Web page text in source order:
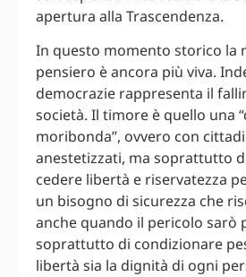
apertura alla Trascendenza.
In questo momento storico la
pensiero è ancora più viva.
democrazie rappresenta il
società. Il timore è quello una
moribonda”, ovvero con
anestetizzati, ma soprattutto
cedere libertà e riservatezza
un bisogno di sicurezza che
anche quando il pericolo sarò
soprattutto di condizionare
libertà sia la dignità di ogni